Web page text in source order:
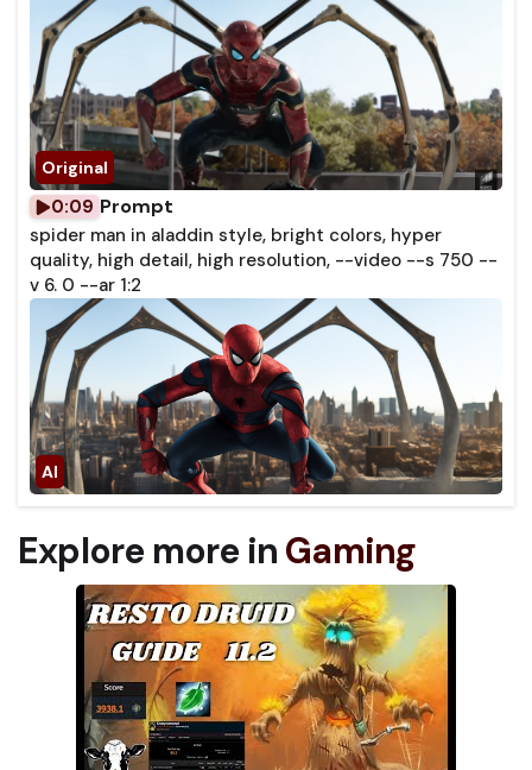
0:09 Prompt
spider man in aladdin style, bright colors, hyper
quality, high detail, high resolution, --video --s 750 --
v 6. 0 --ar 1:2
Explore more in Gaming